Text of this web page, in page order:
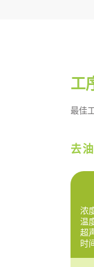
工
最佳
去
浓
温
超
时